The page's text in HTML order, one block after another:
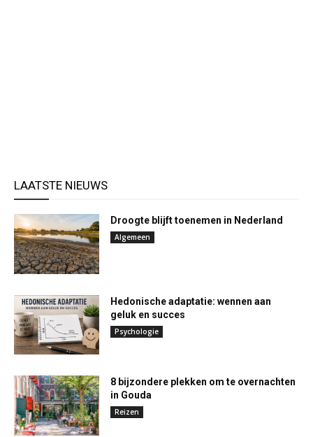
LAATSTE NIEUWS
Droogte blijft toenemen in Nederland
Algemeen
Hedonische adaptatie: wennen aan
geluk en succes
Psychologie
8 bijzondere plekken om te overnachten
in Gouda
Reizen